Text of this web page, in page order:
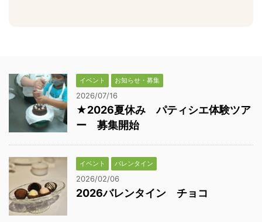
イベント お知らせ・募集
2026/07/16
★2026夏休み パティシエ体験ツア
ー 募集開始
イベント バレンタイン
2026/02/06
2026バレンタイン チョコ